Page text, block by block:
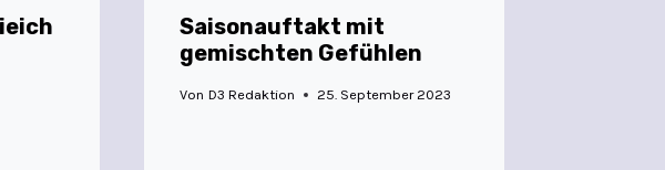
Saisonauftakt mit
gemischten Gefühlen
Von D3 Redaktion 25. September 2023